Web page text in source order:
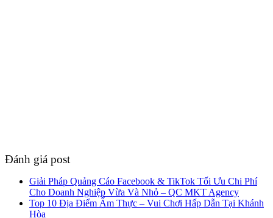
Đánh giá post
Giải Pháp Quảng Cáo Facebook & TikTok Tối Ưu Chi Phí
Cho Doanh Nghiệp Vừa Và Nhỏ – QC MKT Agency
Top 10 Địa Điểm Ẩm Thực – Vui Chơi Hấp Dẫn Tại Khánh
Hòa